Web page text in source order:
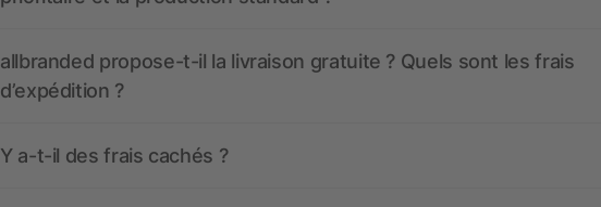
allbranded propose-t-il la livraison gratuite ? Quels sont les frais
d’expédition ?
Y a-t-il des frais cachés ?